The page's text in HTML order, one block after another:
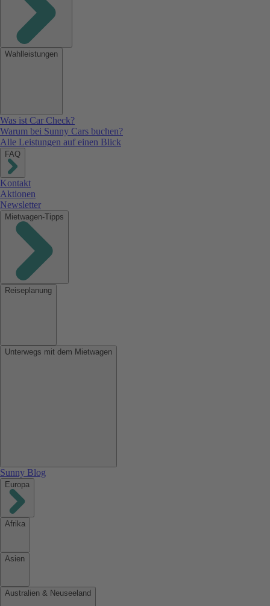
Wahlleistungen
Was ist Car Check?
Warum bei Sunny Cars buchen?
Alle Leistungen auf einen Blick
FAQ
Kontakt
Aktionen
Newsletter
Mietwagen-Tipps
Reiseplanung
Unterwegs mit dem Mietwagen
Sunny Blog
Europa
Afrika
Asien
Australien & Neuseeland